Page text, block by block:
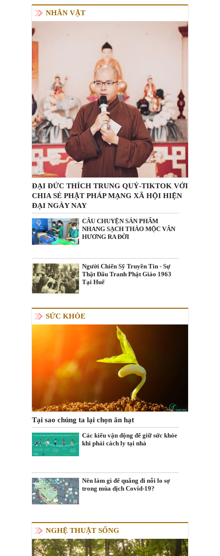
NHÂN VẬT
ĐẠI ĐỨC THÍCH TRUNG QUÝ-TIKTOK VỚI
CHIA SẺ PHẬT PHÁP MẠNG XÃ HỘI HIỆN
ĐẠI NGÀY NAY
CÂU CHUYỆN SẢN PHẨM
NHANG SẠCH THẢO MỘC VÂN
HƯƠNG RA ĐỜI
Người Chiến Sỹ Truyền Tin - Sự
Thật Đấu Tranh Phật Giáo 1963
Tại Huế
SỨC KHỎE
Tại sao chúng ta lại chọn ăn hạt
Các kiểu vận động để giữ sức khỏe
khi phải cách ly tại nhà
Nên làm gì để quẳng đi nỗi lo sợ
trong mùa dịch Covid-19?
NGHỆ THUẬT SỐNG